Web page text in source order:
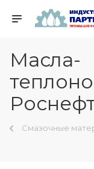
Масла-
Смазочные